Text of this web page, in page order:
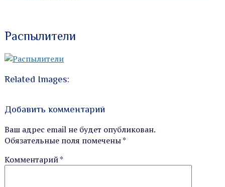
Производство
металлорежущего
инструмента
Распылители
Related Images:
Добавить комментарий
Ваш адрес email не будет опубликован.
Обязательные поля помечены*
Комментарий*